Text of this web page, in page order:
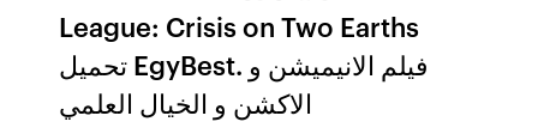
League: Crisis on Two Earths
تحميل EgyBest. فيلم الانيميشن و
الاكشن و الخيال العلمي